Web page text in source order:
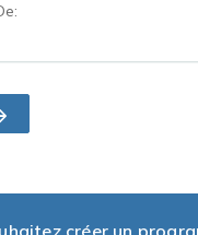
créer un